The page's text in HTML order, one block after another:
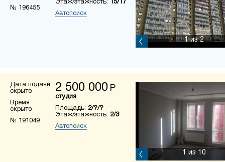
№ 196455
Этаж/этажность: 15/17
Автопоиск
1из 2
Дата подачи
скрыто
Время
скрыто
№ 191049
2 500 000 Р
студия
Площадь: 2/?/?
Этаж/этажность: 2/3
Автопоиск
1 из 10